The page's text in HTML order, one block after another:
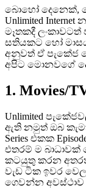
බොහෝ දෙනෙක්,
Unlimited
මෑතකදී
සතියකට හෝ
අනුවත් ඒ පැකේජ
අපිට මොනවගේ
1.
Unlimited
ඇති නමුත් ඔබ
Series එකක
එතරම් ම
කටයුතු කරන
වැඩ ටික ඉවර
ගෙවන්න අවස්ථාව